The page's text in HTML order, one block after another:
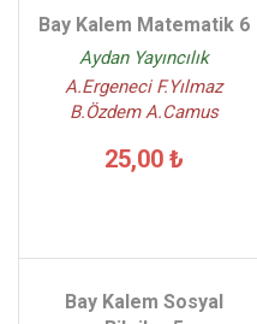
Bay Kalem Matematik 6
Aydan Yayıncılık
A.Ergeneci F.Yılmaz
B.Özdem A.Camus
25,00 ₺
Bay Kalem Sosyal